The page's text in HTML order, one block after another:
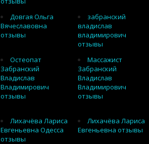
Довгая Ольга
Вячеславовна
отзывы
забранский
владислав
владимирович
отзывы
Остеопат
Забранский
Владислав
Владимирович
отзывы
Массажист
Забранский
Владислав
Владимирович
отзывы
Лихачёва Лариса
Евгеньевна Одесса
отзывы
Лихачёва Лариса
Евгеньевна отзывы